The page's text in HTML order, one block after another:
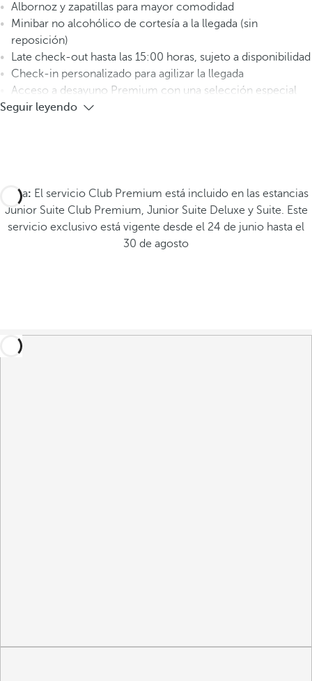
Albornoz y zapatillas para mayor comodidad
Minibar no alcohólico de cortesía a la llegada (sin
reposición)
Late check-out hasta las 15:00 horas, sujeto a disponibilidad
Check-in personalizado para agilizar la llegada
Acceso a desayuno Premium con una selección especial
Seguir leyendo
Nota: El servicio Club Premium está incluido en las estancias
Junior Suite Club Premium, Junior Suite Deluxe y Suite. Este
servicio exclusivo está vigente desde el 24 de junio hasta el
30 de agosto